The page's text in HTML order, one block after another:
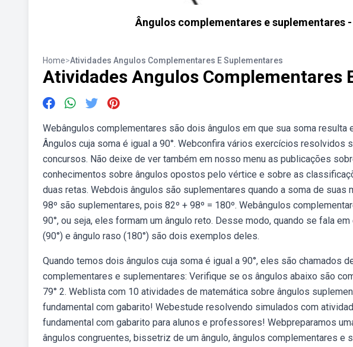
Ângulos complementares e suplementares
Home>Atividades Angulos Complementares E Suplementares
Atividades Angulos Complementares
Webângulos complementares são dois ângulos em que sua soma resulta
Ângulos cuja soma é igual a 90°. Webconfira vários exercícios
concursos. Não deixe de ver também em nosso menu as publicações
conhecimentos sobre ângulos opostos pelo vértice e sobre as
duas retas. Webdois ângulos são suplementares quando a soma de suas
98º são suplementares, pois 82º + 98º = 180º. Webângulos
90°, ou seja, eles formam um ângulo reto. Desse modo, quando se fala
(90°) e ângulo raso (180°) são dois exemplos deles.
Quando temos dois ângulos cuja soma é igual a 90°, eles são chamados
complementares e suplementares: Verifique se os ângulos abaixo são
79° 2. Weblista com 10 atividades de matemática sobre ângulos
fundamental com gabarito! Webestude resolvendo simulados com
fundamental com gabarito para alunos e professores! Webpreparamos
ângulos congruentes, bissetriz de um ângulo, ângulos complementares e